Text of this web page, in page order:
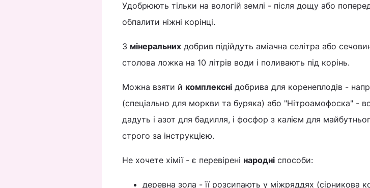
Удобрюють тільки на вологій землі - після дощу або
обпалити ніжні корінці.
З мінеральних добрив підійдуть аміачна селітра або
столова ложка на 10 літрів води і поливають під корінь.
Можна взяти й комплексні добрива для коренеплодів -
(спеціально для моркви та буряка) або "Нітроамофоска" -
дадуть і азот для бадилля, і фосфор з калієм для
строго за інструкцією.
Не хочете хімії - є перевірені народні способи:
деревна зола - її розсипають у міжряддях (сірникова